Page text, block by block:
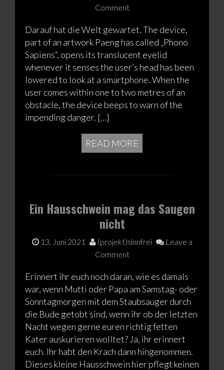
Comment
Darauf hat die Welt gewartet. The device,
part of an artwork Paeng has called „Phono
Sapiens“, opens its translucent eyelid
whenever it senses the user’s head has been
lowered to look at a smartphone. When the
user comes within one to two metres of an
obstacle, the device beeps to warn of the
impending danger. […]
READ MORE
Ein Hausschwein mag das Saugen
nicht
13. Juni 2021 (projekt)sinnfrei
Leave a
Comment
Erinnert ihr euch noch daran, wie es damals
war, wenn Mutti oder Papa am Samstag- oder
Sonntagmorgen mit dem Staubsauger durch
die Bude getobt sind, wenn ihr ob der letzten
Nacht wegen gerne euren richtig fetten
Kater auskurieren wolltet? Ja, ihr erinnert
euch. Ihr habt den Krach dann hingenommen.
Dieses kleine Hausschwein hier pflegt keinen